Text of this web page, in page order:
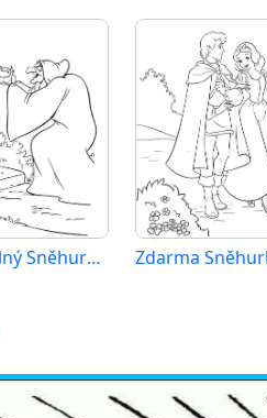
Tisknutelný Sněhurka Obrázek pro Děti